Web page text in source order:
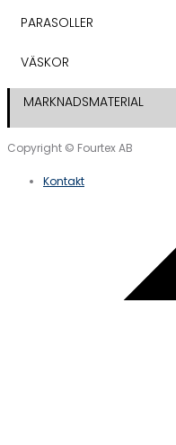
PARASOLLER
VÄSKOR
MARKNADSMATERIAL
Copyright © Fourtex AB
Kontakt